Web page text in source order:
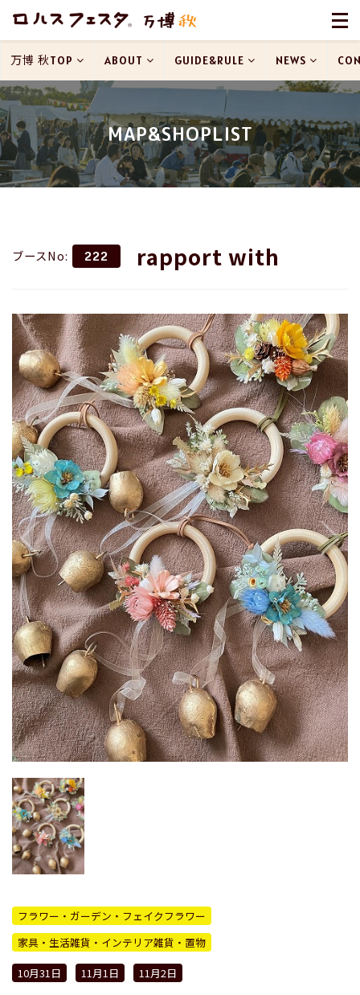
MAP&SHOPLIST
万博 秋TOP ABOUT GUIDE&RULE NEWS
ブースNo: 222 rapport with
フラワー・ガーデン・フェイクフラワー
家具・生活雑貨・インテリア雑貨・置物
10月31日
11月1日 11月2日